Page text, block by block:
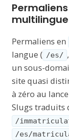
multilingue
Permaliens en
langue ( /es/ ,
un sous-
site quasi
à zéro au
Slugs traduits
/
/es/